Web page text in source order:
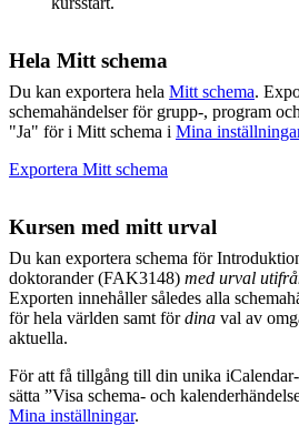
Hela Mitt schema
Du kan exportera hela Mitt schema.
schemahändelser för grupp-, program
"Ja" för i Mitt schema i Mina
Exportera Mitt schema
Kursen med mitt urval
Du kan exportera schema för
doktorander (FAK3148) med urval
Exporten innehåller således alla
för hela världen samt fördina val av
aktuella.
För att få tillgång till din unika
sätta ”Visa schema- och
Mina inställningar.